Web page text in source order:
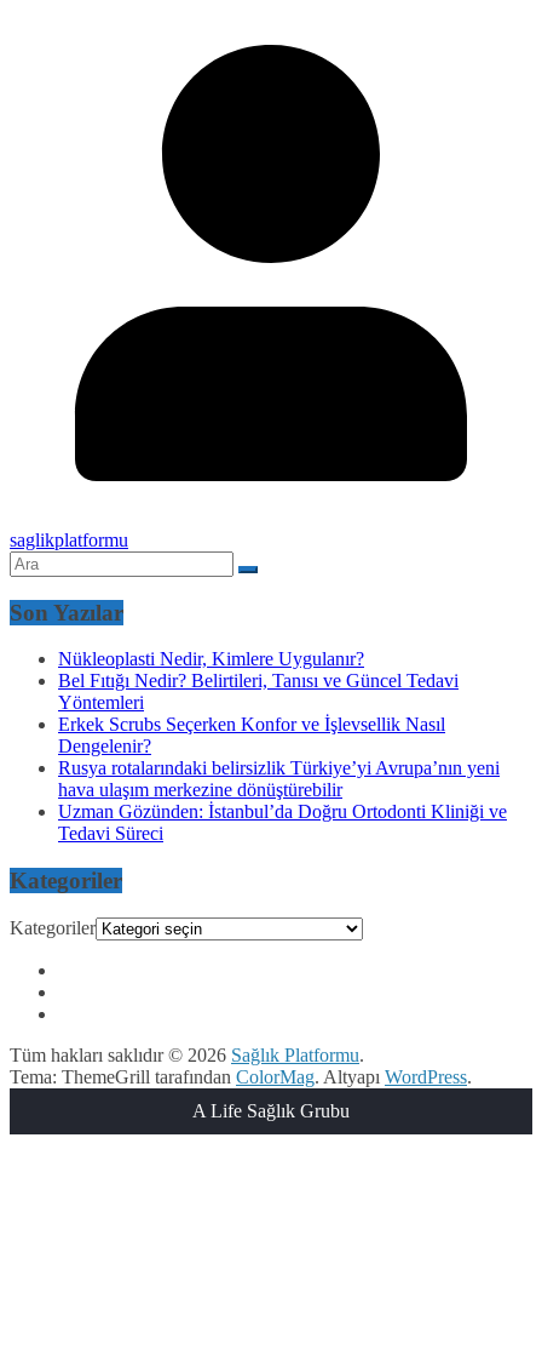
saglikplatformu
Son Yazılar
Nükleoplasti Nedir, Kimlere Uygulanır?
Bel Fıtığı Nedir? Belirtileri, Tanısı ve Güncel Tedavi
Yöntemleri
Erkek Scrubs Seçerken Konfor ve İşlevsellik Nasıl
Dengelenir?
Rusya rotalarındaki belirsizlik Türkiye’yi Avrupa’nın yeni
hava ulaşım merkezine dönüştürebilir
Uzman Gözünden: İstanbul’da Doğru Ortodonti Kliniği ve
Tedavi Süreci
Kategoriler
Kategoriler
Tüm hakları saklıdır © 2026 Sağlık Platformu.
Tema: ThemeGrill tarafından ColorMag. Altyapı WordPress.
A Life Sağlık Grubu